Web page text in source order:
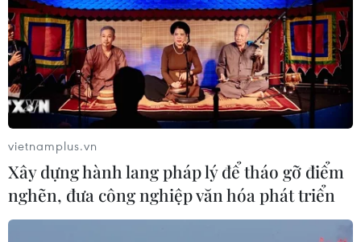
vietnamplus.vn
Xây dựng hành lang pháp lý để tháo gỡ điểm
nghẽn, đưa công nghiệp văn hóa phát triển